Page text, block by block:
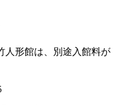
人形館は、別途入館料が